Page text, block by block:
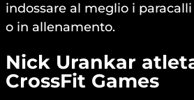
indossare al meglio i
o in allenamento.
Nick Urankar
CrossFit Games